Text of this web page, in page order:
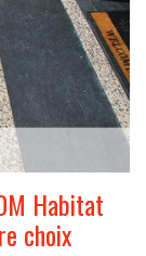
Habitat
choix